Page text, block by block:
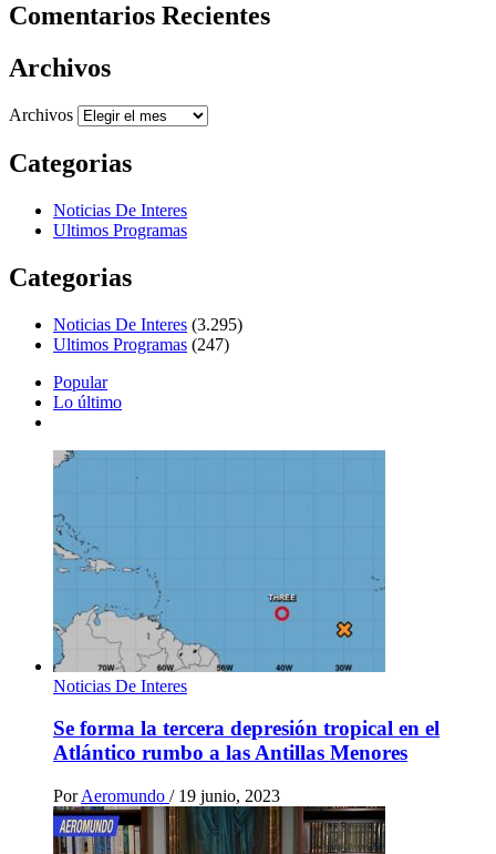
Comentarios Recientes
Archivos
Archivos
Categorias
Noticias De Interes
Ultimos Programas
Categorias
Noticias De Interes (3.295)
Ultimos Programas (247)
Popular
Lo último
Noticias De Interes
Se forma la tercera depresión tropical en el
Atlántico rumbo a las Antillas Menores
Por Aeromundo / 19 junio, 2023